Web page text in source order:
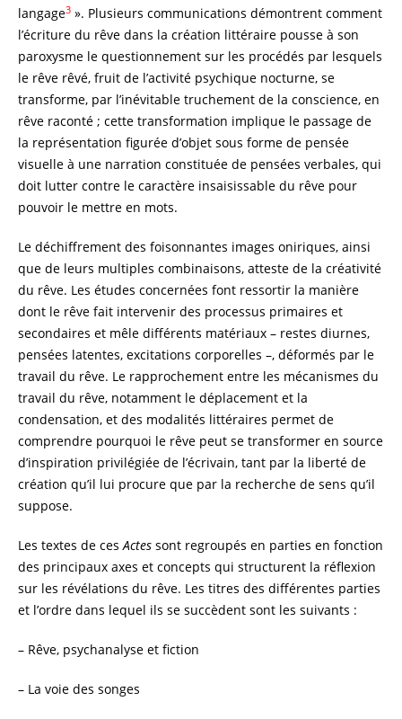
langage3». Plusieurs communications démontrent comment
l’écriture du rêve dans la création littéraire pousse à son
paroxysme le questionnement sur les procédés par lesquels
le rêve rêvé, fruit de l’activité psychique nocturne, se
transforme, par l’inévitable truchement de la conscience, en
rêve raconté ; cette transformation implique le passage de
la représentation figurée d’objet sous forme de pensée
visuelle à une narration constituée de pensées verbales, qui
doit lutter contre le caractère insaisissable du rêve pour
pouvoir le mettre en mots.
Le déchiffrement des foisonnantes images oniriques, ainsi
que de leurs multiples combinaisons, atteste de la créativité
du rêve. Les études concernées font ressortir la manière
dont le rêve fait intervenir des processus primaires et
secondaires et mêle différents matériaux – restes diurnes,
pensées latentes, excitations corporelles –, déformés par le
travail du rêve. Le rapprochement entre les mécanismes du
travail du rêve, notamment le déplacement et la
condensation, et des modalités littéraires permet de
comprendre pourquoi le rêve peut se transformer en source
d’inspiration privilégiée de l’écrivain, tant par la liberté de
création qu’il lui procure que par la recherche de sens qu’il
suppose.
Les textes de cesActessont regroupés en parties en fonction
des principaux axes et concepts qui structurent la réflexion
sur les révélations du rêve. Les titres des différentes parties
et l’ordre dans lequel ils se succèdent sont les suivants :
– Rêve, psychanalyse et fiction
– La voie des songes